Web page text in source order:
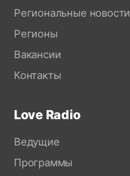
Региональные новости
Регионы
Вакансии
Контакты
Love Radio
Ведущие
Программы